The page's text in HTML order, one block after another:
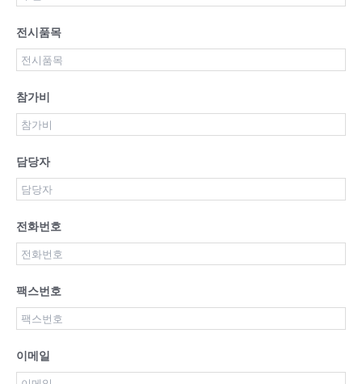
전시품목
참가비
담당자
전화번호
팩스번호
이메일